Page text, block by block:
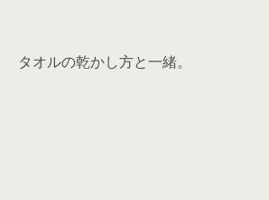
タオルの乾かし方と一緒。